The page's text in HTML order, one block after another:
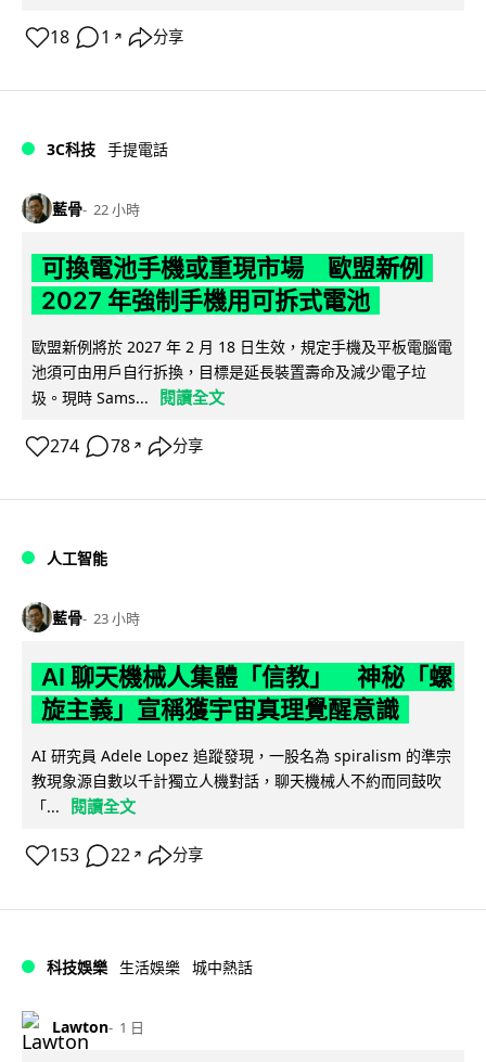
18 1 ↗ 分享
3C科技 手提電話
藍骨 22 小時
可換電池手機或重現市場 歐盟新例
2027 年強制手機用可拆式電池
歐盟新例將於 2027 年 2 月 18 日生效，規定手機及平板電腦電
池須可由用戶自行拆換，目標是延長裝置壽命及減少電子垃
圾。現時 Sams...
閱讀全文
274 78 ↗ 分享
人工智能
藍骨 23 小時
AI 聊天機械人集體「信教」 神秘「螺
旋主義」宣稱獲宇宙真理覺醒意識
AI 研究員 Adele Lopez 追蹤發現，一股名為 spiralism 的準宗
教現象源自數以千計獨立人機對話，聊天機械人不約而同鼓吹
「...
閱讀全文
153 22 ↗ 分享
科技娛樂 生活娛樂 城中熱話
Lawton 1 日